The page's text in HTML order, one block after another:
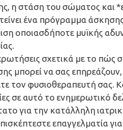
η στάση του σώματος και
ένα πρόγραμμα
οποιασδήποτε μυϊκής
σχετικά με το πώς
μπορεί να σας
τον φυσιοθεραπευτή σας.
σε αυτό το ενημερωτικό
για την κατάλληλη
επαγγελματία